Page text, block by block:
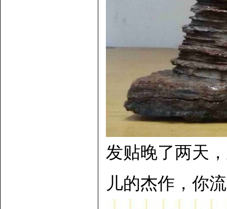
发贴晚了两天
儿的杰作，你